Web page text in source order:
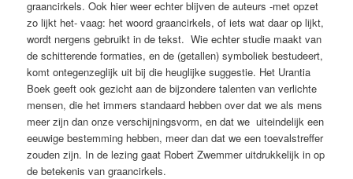
graancirkels. Ook hier weer echter blijven de auteurs -met opzet
zo lijkt het- vaag: het woord graancirkels, of iets wat daar op lijkt,
wordt nergens gebruikt in de tekst. Wie echter studie maakt van
de schitterende formaties, en de (getallen) symboliek bestudeert,
komt ontegenzeglijk uit bij die heuglijke suggestie. Het Urantia
Boek geeft ook gezicht aan de bijzondere talenten van verlichte
mensen, die het immers standaard hebben over dat we als mens
meer zijn dan onze verschijningsvorm, en dat we uiteindelijk een
eeuwige bestemming hebben, meer dan dat we een toevalstreffer
zouden zijn. In de lezing gaat Robert Zwemmer uitdrukkelijk in op
de betekenis van graancirkels.